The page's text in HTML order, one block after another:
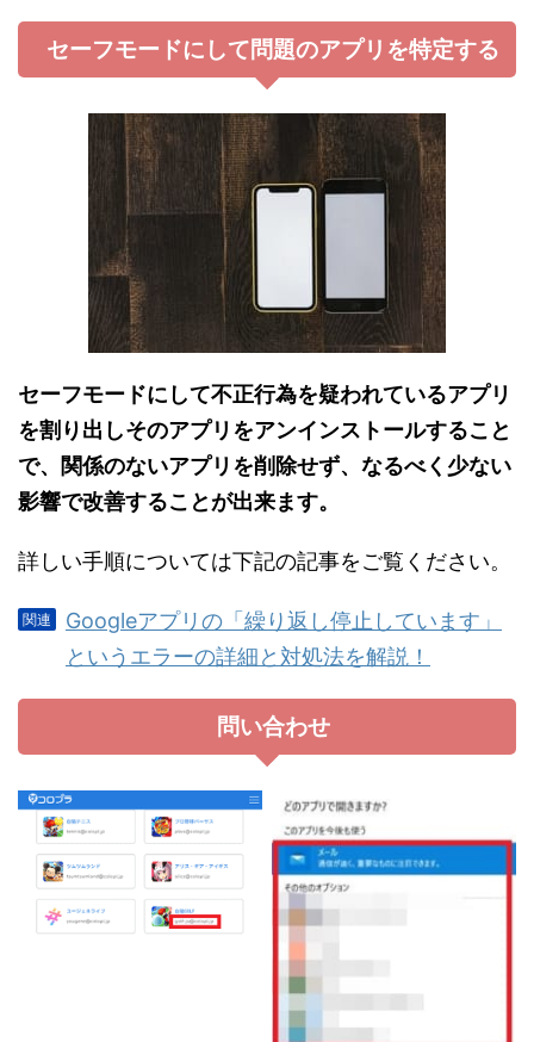
セーフモードにして問題のアプリを特定する
セーフモードにして不正行為を疑われているアプリ
を割り出しそのアプリをアンインストールすること
で、関係のないアプリを削除せず、なるべく少ない
影響で改善することが出来ます。
詳しい手順については下記の記事をご覧ください。
Googleアプリの「繰り返し停止しています」
というエラーの詳細と対処法を解説！
問い合わせ